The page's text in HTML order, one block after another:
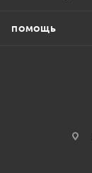
ПОМОЩЬ